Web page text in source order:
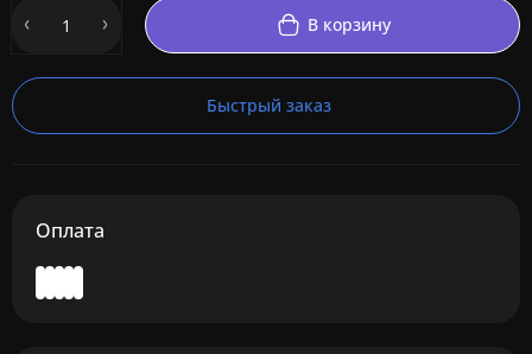
В корзину
Быстрый заказ
Оплата